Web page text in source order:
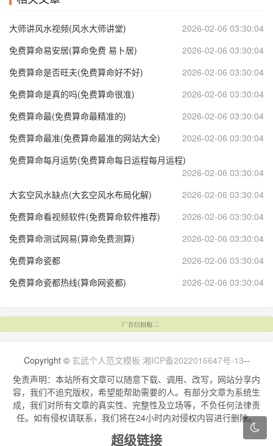
大师讲风水视频(风水大师讲堂)
2026-02-06 03:30:04
免费算命易安居(算命免费 易卜居)
2026-02-06 03:30:04
免费算命是否旺夫(免费算命好不好)
2026-02-06 03:30:04
免费算命是真的吗(免费算命很准)
2026-02-06 03:30:04
免费算命最(免费算命最精准的)
2026-02-06 03:30:04
免费算命最准(免费算命最准的网站大全)
2026-02-06 03:30:04
免费算命每月运势(免费算命每日运程每月运程)
2026-02-06 03:30:04
大玄空风水缺点(大玄空风水布局化解)
2026-02-06 03:30:04
免费算命看视频软件(免费算命软件推荐)
2026-02-06 03:30:04
免费算命测试网易(算命免费测算)
2026-02-06 03:30:04
免费算命瓷都
2026-02-06 03:30:04
免费算命瓷都热线(算命网瓷都)
2026-02-06 03:30:04
Copyright © 玄武个人范文模板 湘ICP备2022016647号-13--
免责声明：本站所有文章可以随意下载、调用、改写，网站分享内
容，我们不追究版权，希望能帮助需要的人。有部分文章为系统生
成，我们对所有文章的真实性、完整性及立场等，不负任何法律责
任。如有侵权请联系，我们将在24小时内对侵权内容进行删除。
超级链接